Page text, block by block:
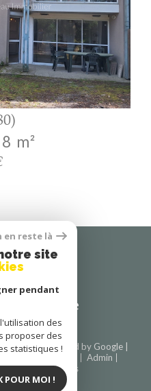
bien
m²
powered by Google |
Mentions légales
Admin
RGPD Cookies
en reste là
site
pendant
des
proposer des
statistiques !
POUR MOI !